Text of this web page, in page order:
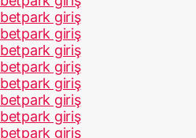
betpark giriş
betpark giriş
betpark giriş
betpark giriş
betpark giriş
betpark giriş
betpark giriş
betpark giriş